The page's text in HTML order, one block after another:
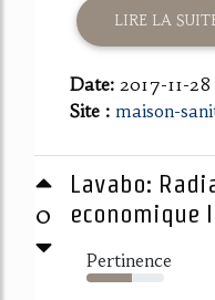
LIRE LA
Date: 2017-11-
Site : maison-
0
Lavabo:
economique
Pertinence
58%